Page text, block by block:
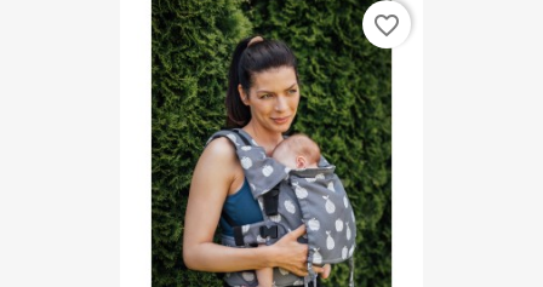
favorite_border